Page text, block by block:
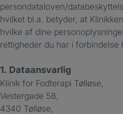
persondataloven/
hvilket bl.a. betyder, at
hvilke af dine
rettigheder du har i forbindelse
1. Dataansvarlig
Klinik for Fodterapi Tølløse,
Vestergade 58,
4340 Tølløse,